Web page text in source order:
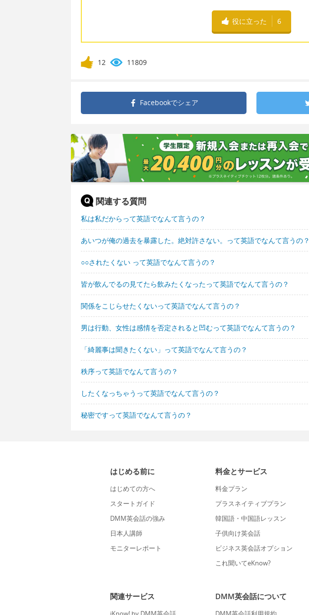
役に立った 6
12 11809
Facebookでシェア
関連する質問
私は私だからって英語でなんて言うの？
あいつが俺の過去を暴露した。絶対許さない。って英語でなんて言うの？
○○されたくない って英語でなんて言うの？
皆が飲んでるの見てたら飲みたくなったって英語でなんて言うの？
関係をこじらせたくないって英語でなんて言うの？
男は行動、女性は感情を否定されると凹むって英語でなんて言うの？
「綺麗事は聞きたくない」って英語でなんて言うの？
秩序って英語でなんて言うの？
したくなっちゃうって英語でなんて言うの？
秘密ですって英語でなんて言うの？
はじめる前に
はじめての方へ
スタートガイド
DMM英会話の強み
日本人講師
モニターレポート
料金とサービス
料金プラン
プラスネイティブプラン
韓国語・中国語レッスン
子供向け英会話
ビジネス英会話オプション
これ聞いてeKnow?
関連サービス DMM英会話について